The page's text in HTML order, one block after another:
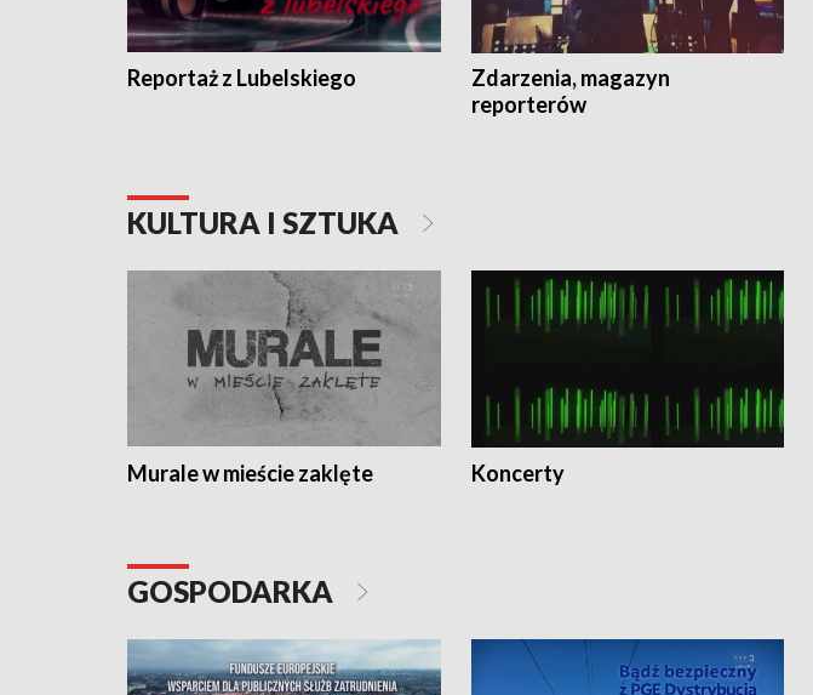
Reportaż z Lubelskiego
Zdarzenia, magazyn
reporterów
KULTURA I SZTUKA
Murale w mieście zaklęte Koncerty
GOSPODARKA